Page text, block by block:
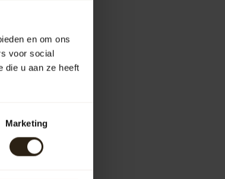
en om ons
voor social
die u aan ze heeft
Marketing